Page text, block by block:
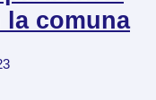
la comuna